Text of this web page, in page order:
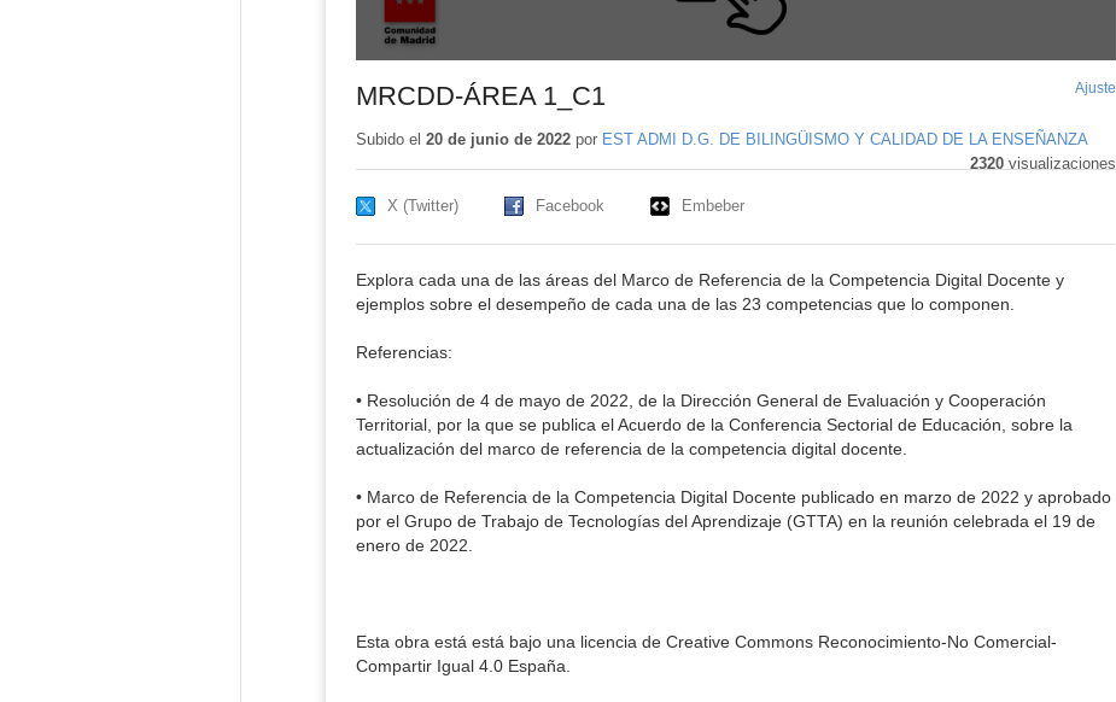
MRCDD-ÁREA 1_C1 Ajuste
Subido el 20 de junio de 2022por EST ADMI D.G. DE BILINGÜISMO Y CALIDAD DE LA ENSEÑANZA
2320visualizaciones
X (Twitter) Facebook Embeber
Explora cada una de las áreas del Marco de Referencia de la Competencia Digital Docente y
ejemplos sobre el desempeño de cada una de las 23 competencias que lo componen.
Referencias:
• Resolución de 4 de mayo de 2022, de la Dirección General de Evaluación y Cooperación
Territorial, por la que se publica el Acuerdo de la Conferencia Sectorial de Educación, sobre la
actualización del marco de referencia de la competencia digital docente.
• Marco de Referencia de la Competencia Digital Docente publicado en marzo de 2022 y aprobado
por el Grupo de Trabajo de Tecnologías del Aprendizaje (GTTA) en la reunión celebrada el 19 de
enero de 2022.
Esta obra está está bajo una licencia de Creative Commons Reconocimiento-No Comercial-
Compartir Igual 4.0 España.